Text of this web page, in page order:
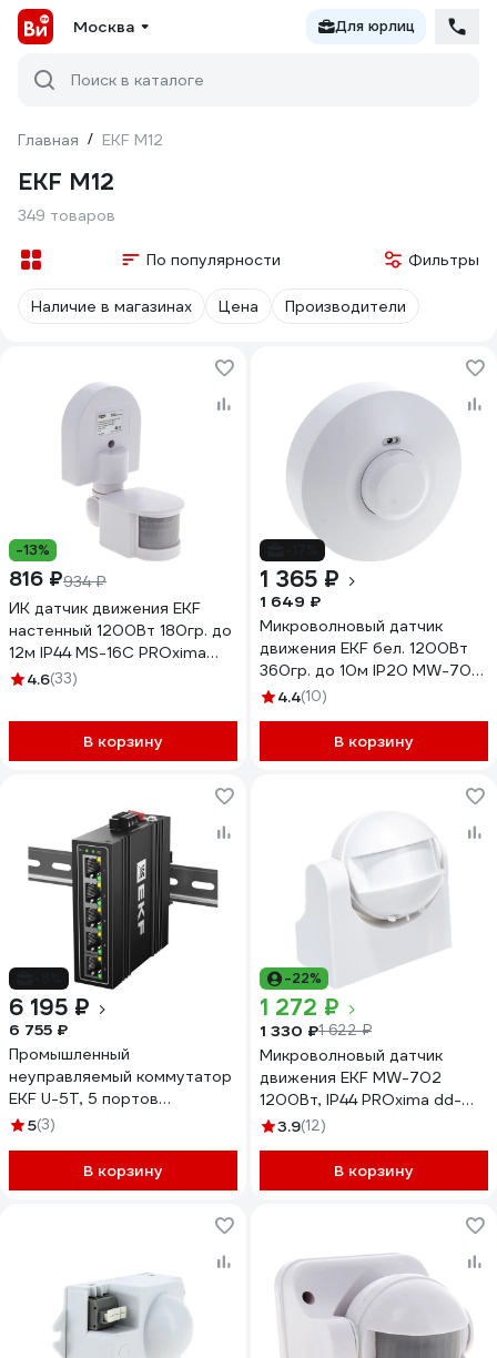
Москва Для юрлиц
Поиск в каталоге
Главная / EKF М12
EKF М12
349 товаров
По популярности Фильтры
Наличие в магазинах Цена Производители
-13%
816 ₽934 ₽
ИК датчик движения EKF
настенный 1200Вт 180гр. до
12м IP44 MS-16C PROxima
dd-ms-16C
4.6(33)
В корзину
1 365 ₽
1 649 ₽
Микроволновый датчик
движения EKF бел. 1200Вт
360гр. до 10м IP20 MW-703
PROxima dd-mw-703
4.4(10)
В корзину
6 195 ₽
6 755 ₽
Промышленный
неуправляемый коммутатор
EKF U-5T, 5 портов
10/100Base-T(X) RJ45,
TSX-U-5T
5(3)
В корзину
-22%
1 272 ₽
1 330 ₽1 622 ₽
Микроволновый датчик
движения EKF MW-702
1200Вт, IP44 PROxima dd-
mw-702
3.9(12)
В корзину